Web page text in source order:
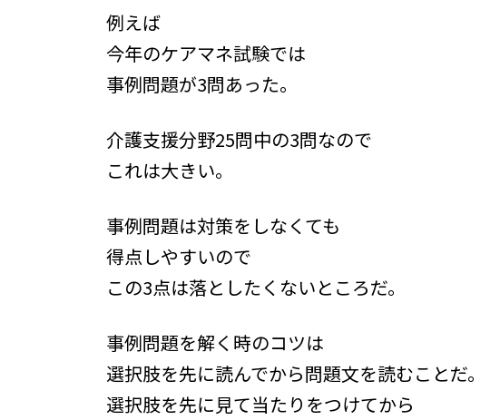
例えば
今年のケアマネ試験では
事例問題が3問あった。
介護支援分野25問中の3問なので
これは大きい。
事例問題は対策をしなくても
得点しやすいので
この3点は落としたくないところだ。
事例問題を解く時のコツは
選択肢を先に読んでから問題文を読むことだ。
選択肢を先に見て当たりをつけてから